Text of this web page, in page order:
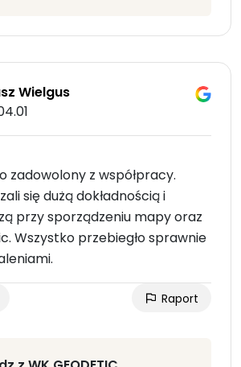
Wielgus
zadowolony z współpracy.
się dużą dokładnością i
przy sporządzeniu mapy oraz
Wszystko przebiegło sprawnie
Raport